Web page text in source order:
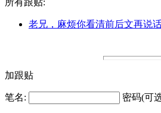
所有跟贴:
老兄，麻烦你看清前后文再说
加跟贴
笔名: 密码(可